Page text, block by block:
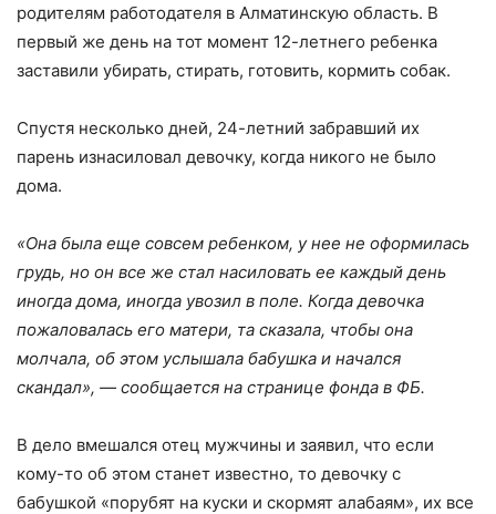
родителям работодателя в Алматинскую область. В
первый же день на тот момент 12-летнего ребенка
заставили убирать, стирать, готовить, кормить собак.
Спустя несколько дней, 24-летний забравший их
парень изнасиловал девочку, когда никого не было
дома.
«Она была еще совсем ребенком, у нее не оформилась
грудь, но он все же стал насиловать ее каждый день
иногда дома, иногда увозил в поле. Когда девочка
пожаловалась его матери, та сказала, чтобы она
молчала, об этом услышала бабушка и начался
скандал», — сообщается на странице фонда в ФБ.
В дело вмешался отец мужчины и заявил, что если
кому-то об этом станет известно, то девочку с
бабушкой «порубят на куски и скормят алабаям», их все